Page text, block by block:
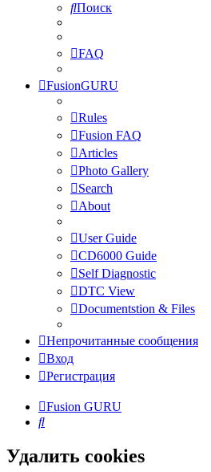
Поиск
FAQ
FusionGURU
Rules
Fusion FAQ
Articles
Photo Gallery
Search
About
User Guide
CD6000 Guide
Self Diagnostic
DTC View
Documentstion & Files
Непрочитанные сообщения
Вход
Регистрация
Fusion GURU
Поиск
Удалить cookies